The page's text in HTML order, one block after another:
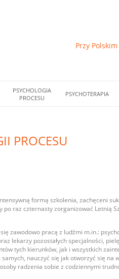
Przy
PSYCHOLOGIA
PROCESU
PSYCHOTERAPIA
PROCESU
formą szkolenia, zachęceni
raz czternasty zorganizować Letnią
zawodowo pracą z ludźmi m.in.:
lekarzy pozostałych specjalności,
tych kierunków, jak i wszystkich
nauczyć się jak otworzyć się na
radzenia sobie z codziennymi